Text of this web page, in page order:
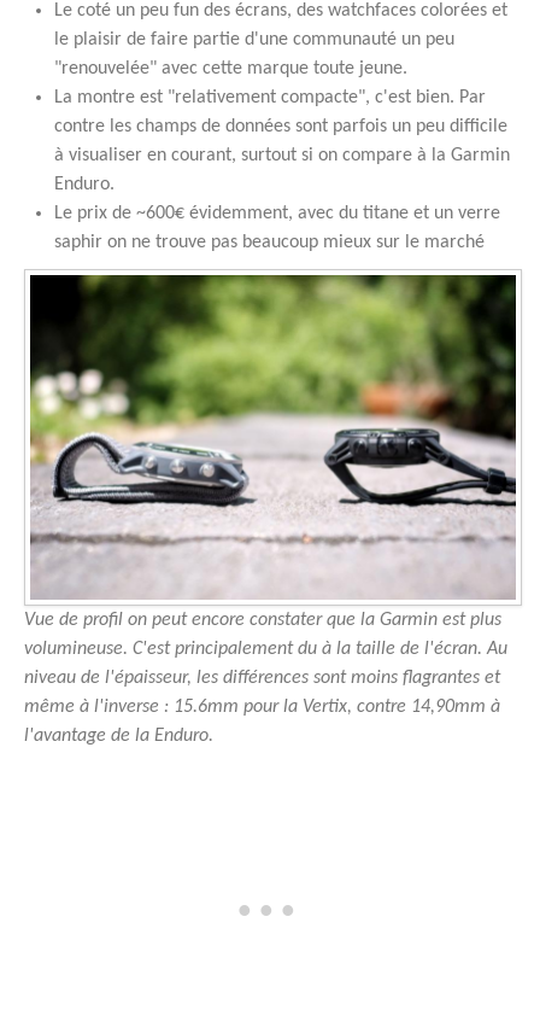
Le coté un peu fun des écrans, des watchfaces colorées et
le plaisir de faire partie d'une communauté un peu
"renouvelée" avec cette marque toute jeune.
La montre est "relativement compacte", c'est bien. Par
contre les champs de données sont parfois un peu difficile
à visualiser en courant, surtout si on compare à la Garmin
Enduro.
Le prix de ~600€ évidemment, avec du titane et un verre
saphir on ne trouve pas beaucoup mieux sur le marché
Vue de profil on peut encore constater que la Garmin est plus
volumineuse. C'est principalement du à la taille de l'écran. Au
niveau de l'épaisseur, les différences sont moins flagrantes et
même à l'inverse : 15.6mm pour la Vertix, contre 14,90mm à
l'avantage de la Enduro.